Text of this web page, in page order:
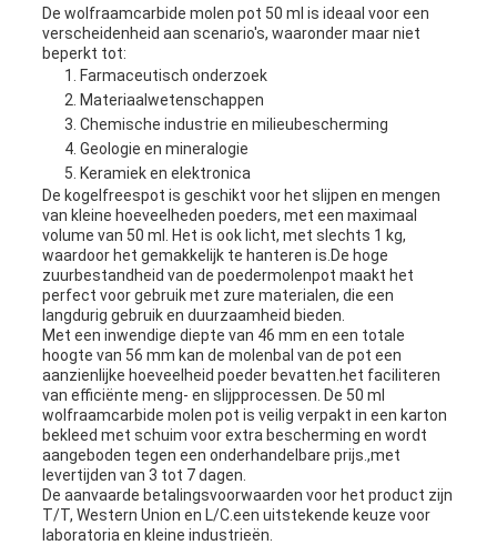
De wolfraamcarbide molen pot 50 ml is ideaal voor een
verscheidenheid aan scenario's, waaronder maar niet
beperkt tot:
Farmaceutisch onderzoek
Materiaalwetenschappen
Chemische industrie en milieubescherming
Geologie en mineralogie
Keramiek en elektronica
De kogelfreespot is geschikt voor het slijpen en mengen
van kleine hoeveelheden poeders, met een maximaal
volume van 50 ml. Het is ook licht, met slechts 1 kg,
waardoor het gemakkelijk te hanteren is.De hoge
zuurbestandheid van de poedermolenpot maakt het
perfect voor gebruik met zure materialen, die een
langdurig gebruik en duurzaamheid bieden.
Met een inwendige diepte van 46 mm en een totale
hoogte van 56 mm kan de molenbal van de pot een
aanzienlijke hoeveelheid poeder bevatten.het faciliteren
van efficiënte meng- en slijpprocessen. De 50 ml
wolfraamcarbide molen pot is veilig verpakt in een karton
bekleed met schuim voor extra bescherming en wordt
aangeboden tegen een onderhandelbare prijs.,met
levertijden van 3 tot 7 dagen.
De aanvaarde betalingsvoorwaarden voor het product zijn
T/T, Western Union en L/C.een uitstekende keuze voor
laboratoria en kleine industrieën.